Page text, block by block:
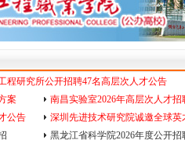
程研究所公开招聘47名高层次人才公告
案
南昌实验室2026年高层次人才招
公告
深圳先进技术研究院诚邀全球英
黑龙江省科学院2026年度公开招